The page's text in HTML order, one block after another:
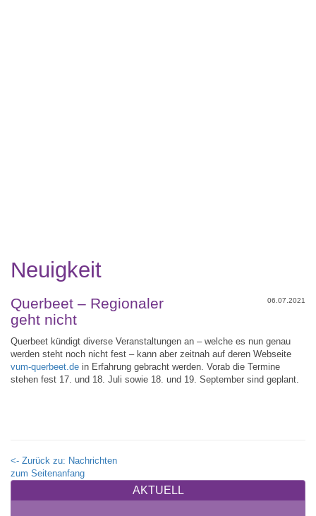
AKTUELL
Neuigkeit
06.07.2021
Querbeet – Regionaler
geht nicht
Querbeet kündigt diverse Veranstaltungen an – welche es nun genau
werden steht noch nicht fest – kann aber zeitnah auf deren Webseite
vum-querbeet.de in Erfahrung gebracht werden. Vorab die Termine
stehen fest 17. und 18. Juli sowie 18. und 19. September sind geplant.
<- Zurück zu: Nachrichten
zum Seitenanfang